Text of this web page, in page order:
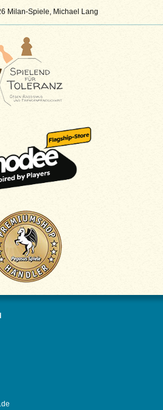
Milan-Spiele, Michael Lang